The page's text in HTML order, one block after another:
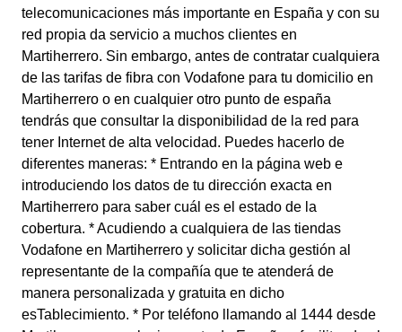
telecomunicaciones más importante en España y con su
red propia da servicio a muchos clientes en
Martiherrero. Sin embargo, antes de contratar cualquiera
de las tarifas de fibra con Vodafone para tu domicilio en
Martiherrero o en cualquier otro punto de españa
tendrás que consultar la disponibilidad de la red para
tener Internet de alta velocidad. Puedes hacerlo de
diferentes maneras: * Entrando en la página web e
introduciendo los datos de tu dirección exacta en
Martiherrero para saber cuál es el estado de la
cobertura. * Acudiendo a cualquiera de las tiendas
Vodafone en Martiherrero y solicitar dicha gestión al
representante de la compañía que te atenderá de
manera personalizada y gratuita en dicho
esTablecimiento. * Por teléfono llamando al 1444 desde